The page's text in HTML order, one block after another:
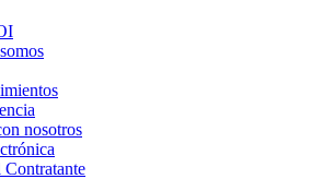
nosotros